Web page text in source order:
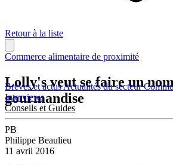
Brèves et actusActualités du secteur
Interviews
Conseils et Guides
Retour à la liste
Commerce alimentaire de proximité
Lolly's veut se faire un
gourmandise
PB
Philippe Beaulieu
11 avril 2016